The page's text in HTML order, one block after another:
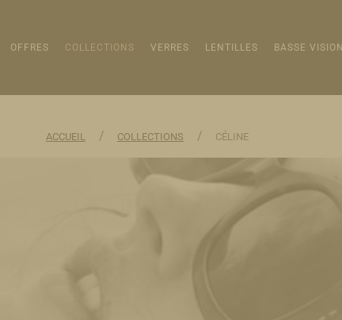
OFFRES COLLECTIONS VERRES LENTILLES BASSE VISION
ACCUEIL / COLLECTIONS / CÉLINE